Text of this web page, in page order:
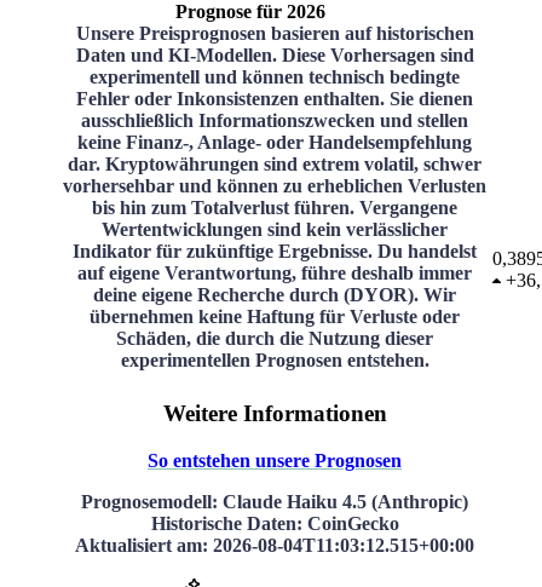
Prognose für 2026
Unsere Preisprognosen basieren auf historischen
Daten und KI-Modellen. Diese Vorhersagen sind
experimentell und können technisch bedingte
Fehler oder Inkonsistenzen enthalten. Sie dienen
ausschließlich Informationszwecken und stellen
keine Finanz-, Anlage- oder Handelsempfehlung
dar. Kryptowährungen sind extrem volatil, schwer
vorhersehbar und können zu erheblichen Verlusten
bis hin zum Totalverlust führen. Vergangene
Wertentwicklungen sind kein verlässlicher
Indikator für zukünftige Ergebnisse. Du handelst
auf eigene Verantwortung, führe deshalb immer
deine eigene Recherche durch (DYOR). Wir
übernehmen keine Haftung für Verluste oder
Schäden, die durch die Nutzung dieser
experimentellen Prognosen entstehen.
Weitere Informationen
So entstehen unsere Prognosen
Prognosemodell: Claude Haiku 4.5 (Anthropic)
Historische Daten: CoinGecko
Aktualisiert am: 2026-08-04T11:03:12.515+00:00
+